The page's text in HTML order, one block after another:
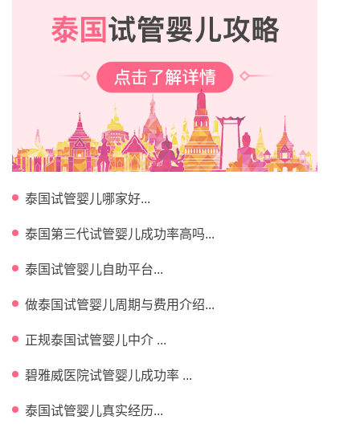
泰国试管婴儿哪家好...
泰国第三代试管婴儿成功率高吗...
泰国试管婴儿自助平台...
做泰国试管婴儿周期与费用介绍...
正规泰国试管婴儿中介 ...
碧雅威医院试管婴儿成功率 ...
泰国试管婴儿真实经历...